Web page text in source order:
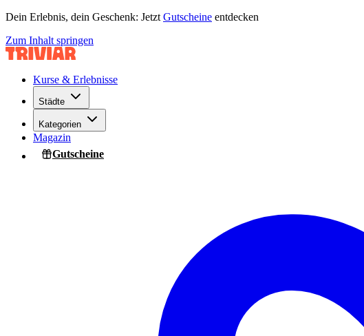
Dein Erlebnis, dein Geschenk: Jetzt Gutscheine entdecken
Zum Inhalt springen
Kurse & Erlebnisse
Städte
Kategorien
Magazin
Gutscheine